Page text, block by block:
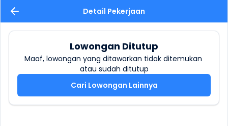
Detail Pekerjaan
Lowongan Ditutup
Maaf, lowongan yang ditawarkan tidak ditemukan
atau sudah ditutup
Cari Lowongan Lainnya